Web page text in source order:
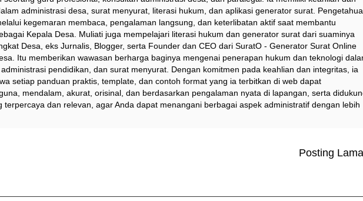
administrasi desa, surat menyurat, literasi hukum, dan aplikasi generator surat.
kegemaran membaca, pengalaman langsung, dan keterlibatan aktif saat membantu
Kepala Desa. Muliati juga mempelajari literasi hukum dan generator surat dari suaminya
Desa, eks Jurnalis, Blogger, serta Founder dan CEO dari SuratO - Generator Surat Online
Itu memberikan wawasan berharga baginya mengenai penerapan hukum dan teknologi
pendidikan, dan surat menyurat. Dengan komitmen pada keahlian dan integritas, ia
setiap panduan praktis, template, dan contoh format yang ia terbitkan di web dapat
mendalam, akurat, orisinal, dan berdasarkan pengalaman nyata di lapangan, serta
terpercaya dan relevan, agar Anda dapat menangani berbagai aspek administratif dengan lebih
Posting Lama